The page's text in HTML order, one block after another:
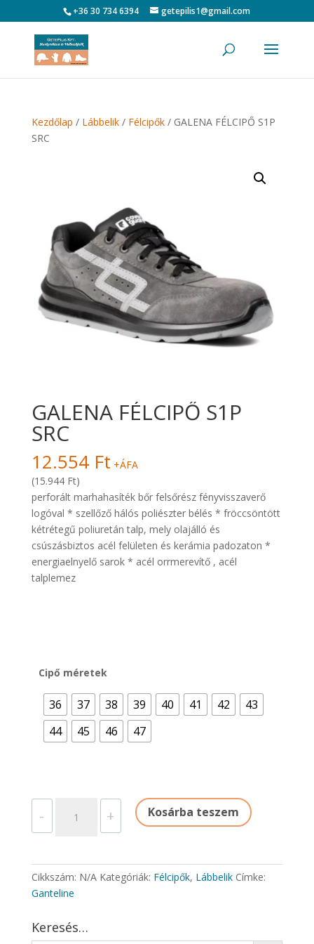
+36 30 734 6394 getepilis1@gmail.com
Kezdőlap / Lábbelik/ Félcipők/ GALENA FÉLCIPŐ S1P
SRC
GALENA FÉLCIPŐ S1P
SRC
12.554 Ft +ÁFA
(15.944 Ft)
perforált marhahasíték bőr felsőrész fényvisszaverő
logóval * szellőző hálós poliészter bélés * fröccsöntött
kétrétegű poliuretán talp, mely olajálló és
csúszásbiztos acél felületen és kerámia padozaton *
energiaelnyelő sarok * acél orrmerevítő , acél
talplemez
Cipő méretek
36 37 38 39 40 41 42
43
44
45 46 47
-
FÉLCIPŐ
mennyiség
+ Kosárba teszem
Cikkszám: N/A Kategóriák: Félcipők, Lábbelik Címke:
Ganteline
Keresés…